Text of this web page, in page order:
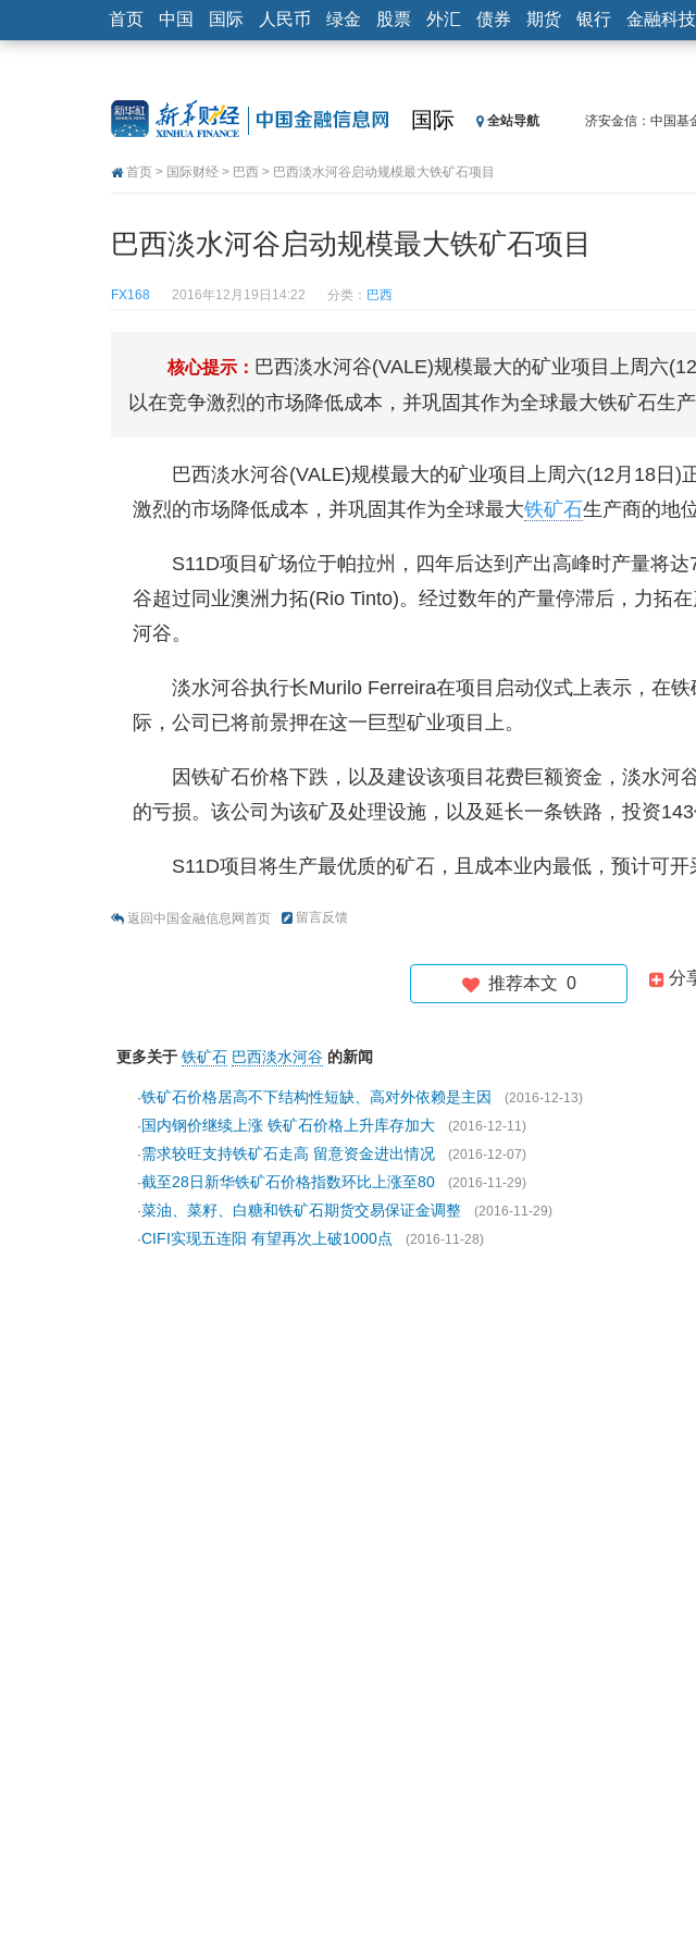
首页 中国 国际 人民币 绿金 股票 外汇 债券 期货 银行 金融科技
国际 全站导航
济安金信：中国基
济安金信：中国基
央行公开市场净
恒生聚源：北斗收
首页 > 国际财经 > 巴西 > 巴西淡水河谷启动规模最大铁矿石项目
巴西淡水河谷启动规模最大铁矿石项目
FX168 2016年12月19日14:22 分类： 巴西
核心提示： 巴西淡水河谷(VALE)规模最大的矿业项目上周六
以在竞争激烈的市场降低成本，并巩固其作为全球最大铁矿石生产
巴西淡水河谷(VALE)规模最大的矿业项目上周六(12月18日)
激烈的市场降低成本，并巩固其作为全球最大铁矿石生产商的地位
S11D项目矿场位于帕拉州，四年后达到产出高峰时产量将
谷超过同业澳洲力拓(Rio Tinto)。经过数年的产量停滞后，力拓
河谷。
淡水河谷执行长Murilo Ferreira在项目启动仪式上表示，在
际，公司已将前景押在这一巨型矿业项目上。
因铁矿石价格下跌，以及建设该项目花费巨额资金，淡水河
的亏损。该公司为该矿及处理设施，以及延长一条铁路，投资
S11D项目将生产最优质的矿石，且成本业内最低，预计可开
返回中国金融信息网首页 留言反馈
分
推荐本文 0
更多关于 铁矿石 巴西淡水河谷 的新闻
·铁矿石价格居高不下结构性短缺、高对外依赖是主因
(2016-12-13)
·国内钢价继续上涨 铁矿石价格上升库存加大
(2016-12-11)
·需求较旺支持铁矿石走高 留意资金进出情况
(2016-12-07)
·截至28日新华铁矿石价格指数环比上涨至80
(2016-11-29)
·菜油、菜籽、白糖和铁矿石期货交易保证金调整
(2016-11-29)
·CIFI实现五连阳 有望再次上破1000点 (2016-11-28)